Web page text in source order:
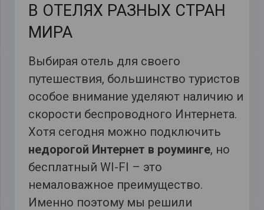
В ОТЕЛЯХ РАЗНЫХ СТРАН
МИРА
Выбирая отель для своего
путешествия, большинство туристов
особое внимание уделяют наличию и
скорости беспроводного Интернета.
Хотя сегодня можно подключить
недорогой Интернет в роуминге, но
бесплатный WI-FI – это
немаловажное преимущество.
Именно поэтому мы решили